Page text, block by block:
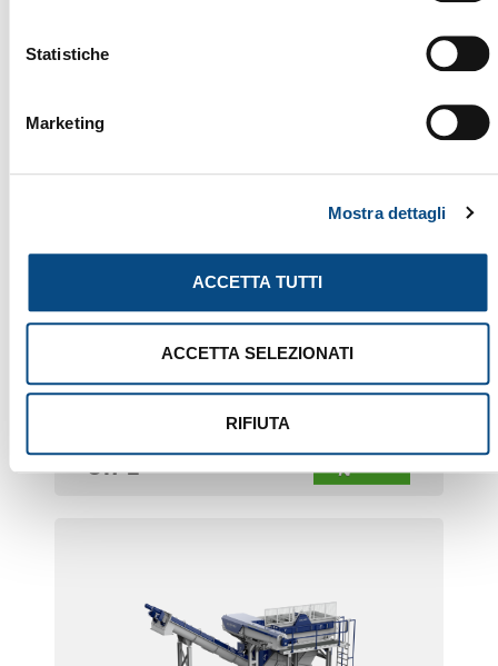
Statistiche
Marketing
Mostra dettagli
ACCETTA TUTTI
ACCETTA SELEZIONATI
RIFIUTA
817 E